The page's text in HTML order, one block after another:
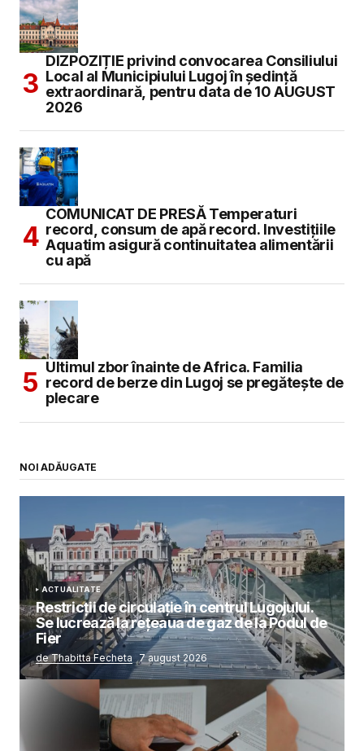
DIZPOZIȚIE privind convocarea Consiliului
Local al Municipiului Lugoj în şedinţă
extraordinară, pentru data de 10 AUGUST
2026
COMUNICAT DE PRESĂ Temperaturi
record, consum de apă record. Investițiile
Aquatim asigură continuitatea alimentării
cu apă
Ultimul zbor înainte de Africa. Familia
record de berze din Lugoj se pregătește de
plecare
NOI ADĂUGATE
ACTUALITATE
Restricții de circulație în centrul Lugojului.
Se lucrează la rețeaua de gaz de la Podul de
Fier
de Thabitta Fecheta 7 august 2026